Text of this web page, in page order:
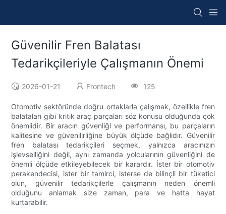
Güvenilir Fren Balatası
Tedarikçileriyle Çalışmanın Önemi
2026-01-21 Frontech 125
Otomotiv sektöründe doğru ortaklarla çalışmak, özellikle fren
balataları gibi kritik araç parçaları söz konusu olduğunda çok
önemlidir. Bir aracın güvenliği ve performansı, bu parçaların
kalitesine ve güvenilirliğine büyük ölçüde bağlıdır. Güvenilir
fren balatası tedarikçileri seçmek, yalnızca aracınızın
işlevselliğini değil, aynı zamanda yolcularının güvenliğini de
önemli ölçüde etkileyebilecek bir karardır. İster bir otomotiv
perakendecisi, ister bir tamirci, isterse de bilinçli bir tüketici
olun, güvenilir tedarikçilerle çalışmanın neden önemli
olduğunu anlamak size zaman, para ve hatta hayat
kurtarabilir.